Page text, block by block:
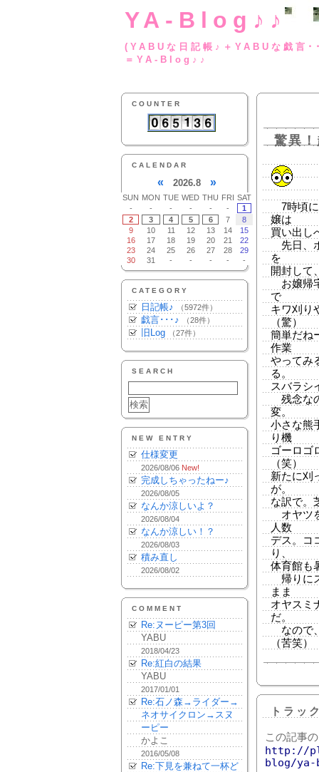
YA-Blog♪♪
(YABUな日記帳♪
＝YA-Blog♪♪
COUNTER
CALENDAR
« 2026.8 »
SUN MON TUE WED THU FRI SAT
-
- - - - -
1
2
3 4 5 6 7
8
9
10 11 12 13 14
15
16
17 18 19 20 21
22
23
24 25 26 27 28
29
30
31 - - - - -
CATEGORY
日記帳♪ （5972件）
戯言･･･♪ （28件）
旧Log （27件）
SEARCH
NEW ENTRY
仕様変更
2026/08/06 New!
完成しちゃったねー♪
2026/08/05
なんか涼しいよ？
2026/08/04
なんか涼しい！？
2026/08/03
積み直し
2026/08/02
COMMENT
Re:ヌーピー第3回
YABU
2018/04/23
Re:紅白の結果
YABU
2017/01/01
Re:石ノ森→ライダー→
ネオサイクロン→スヌ
ーピー
かよこ
2016/05/08
Re:下見を兼ねて一杯ど
驚異
7時頃に
嬢は
買い出し
先日、
を
開封して
お嬢帰
で
キワ刈り
（驚）
簡単だね
作業
やってみ
る。
スバラシ
残念な
変。
小さな熊
り機
ゴーロゴ
（笑）
新たに刈
が。
な訳で。
オヤツ
人数
デス。コ
り、
体育館も
帰りに
まま
オヤスミ
だ。
なので
（苦笑）
トラッ
この記事
http://
blog/ya-